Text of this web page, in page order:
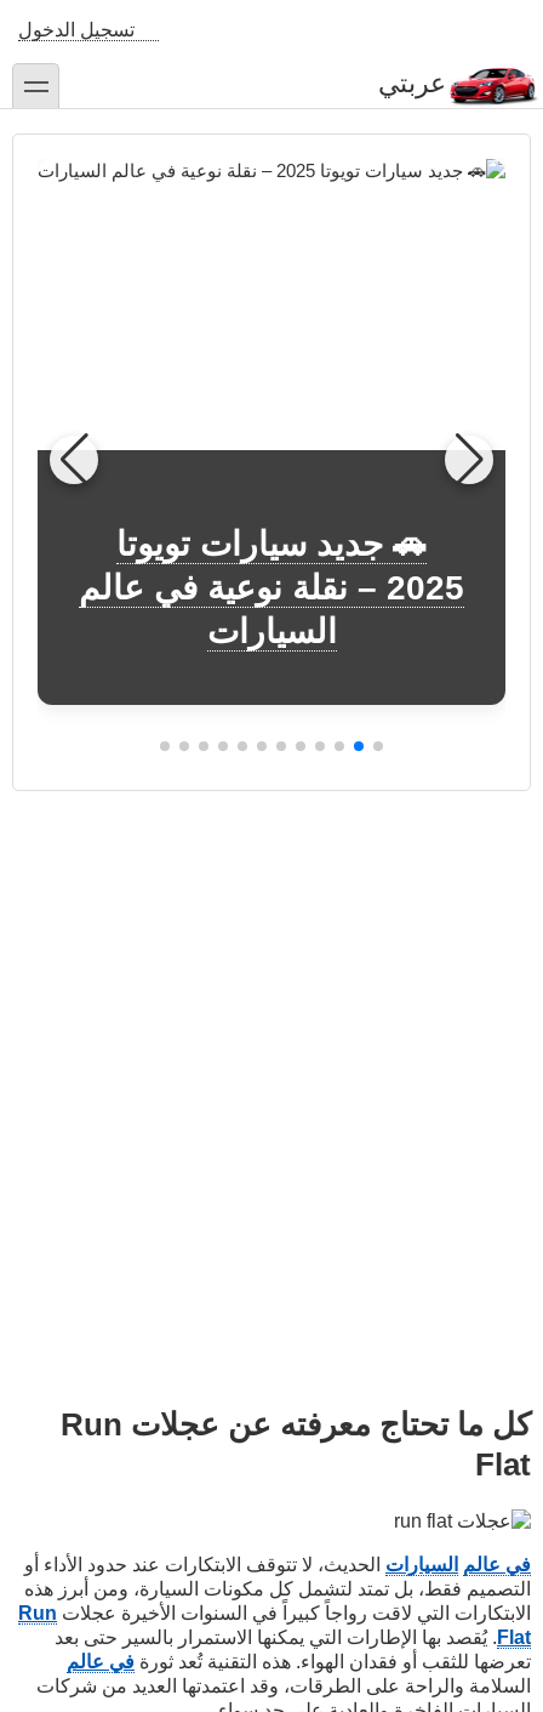
الرئيسي
تسجيل الدخول
عربتي toggle
🚗 جديد سيارات تويوتا
2025 – نقلة نوعية في عالم
السيارات
كل ما تحتاج معرفته عن عجلات Run
Flat
في عالم السيارات الحديث، لا تتوقف الابتكارات عند حدود الأداء أو
التصميم فقط، بل تمتد لتشمل كل مكونات السيارة، ومن أبرز هذه
الابتكارات التي لاقت رواجاً كبيراً في السنوات الأخيرة عجلات Run
Flat . يُقصد بها الإطارات التي يمكنها الاستمرار بالسير حتى بعد
تعرضها للثقب أو فقدان الهواء. هذه التقنية تُعد ثورة في عالم
السلامة والراحة على الطرقات، وقد اعتمدتها العديد من شركات